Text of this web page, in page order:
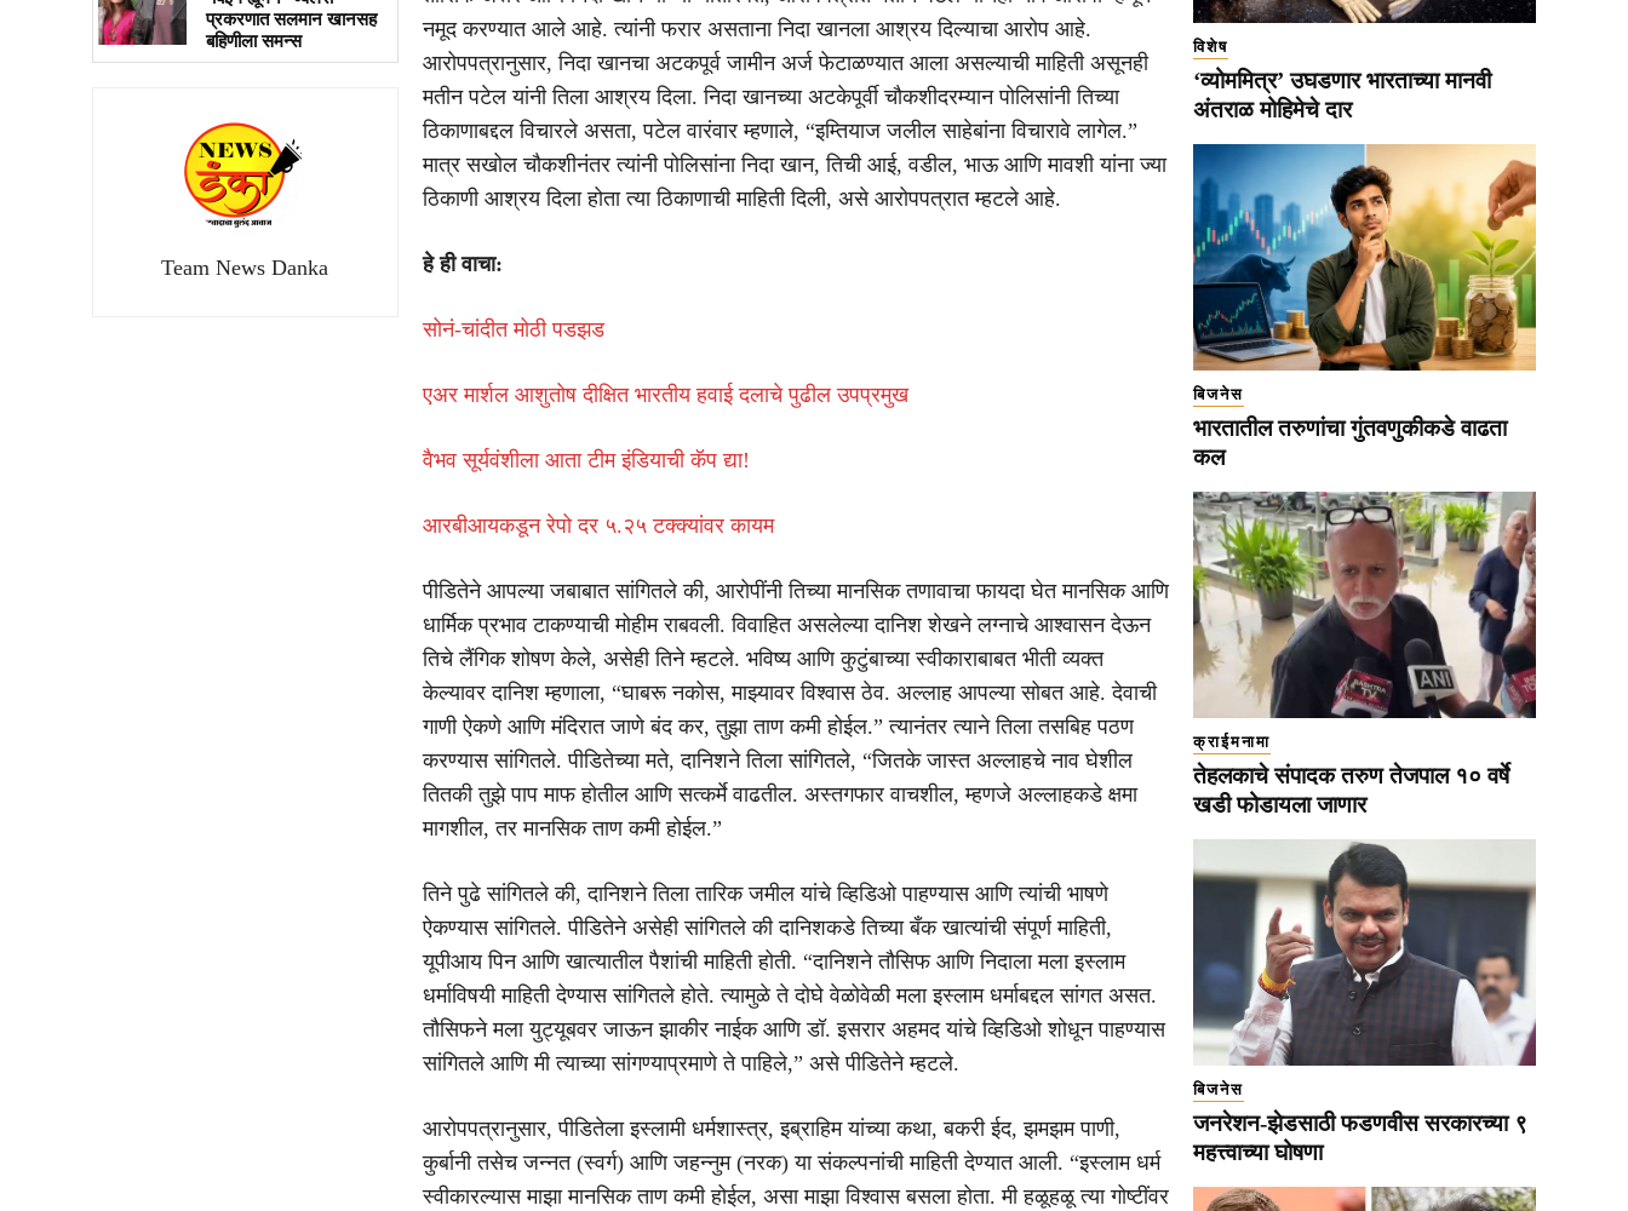
प्रकरणात सलमान खानसह
बहिणीला समन्स
Team News Danka
नमूद करण्यात आले आहे. त्यांनी फरार असताना निदा खानला आश्रय दिल्याचा आरोप आहे.
आरोपपत्रानुसार, निदा खानचा अटकपूर्व जामीन अर्ज फेटाळण्यात आला असल्याची माहिती असूनही
मतीन पटेल यांनी तिला आश्रय दिला. निदा खानच्या अटकेपूर्वी चौकशीदरम्यान पोलिसांनी तिच्या
ठिकाणाबद्दल विचारले असता, पटेल वारंवार म्हणाले, “इम्तियाज जलील साहेबांना विचारावे लागेल.”
मात्र सखोल चौकशीनंतर त्यांनी पोलिसांना निदा खान, तिची आई, वडील, भाऊ आणि मावशी यांना ज्या
ठिकाणी आश्रय दिला होता त्या ठिकाणाची माहिती दिली, असे आरोपपत्रात म्हटले आहे.
हे ही वाचा:
सोनं-चांदीत मोठी पडझड
एअर मार्शल आशुतोष दीक्षित भारतीय हवाई दलाचे पुढील उपप्रमुख
वैभव सूर्यवंशीला आता टीम इंडियाची कॅप द्या!
आरबीआयकडून रेपो दर ५.२५ टक्क्यांवर कायम
पीडितेने आपल्या जबाबात सांगितले की, आरोपींनी तिच्या मानसिक तणावाचा फायदा घेत मानसिक आणि
धार्मिक प्रभाव टाकण्याची मोहीम राबवली. विवाहित असलेल्या दानिश शेखने लग्नाचे आश्वासन देऊन
तिचे लैंगिक शोषण केले, असेही तिने म्हटले. भविष्य आणि कुटुंबाच्या स्वीकाराबाबत भीती व्यक्त
केल्यावर दानिश म्हणाला, “घाबरू नकोस, माझ्यावर विश्वास ठेव. अल्लाह आपल्या सोबत आहे. देवाची
गाणी ऐकणे आणि मंदिरात जाणे बंद कर, तुझा ताण कमी होईल.” त्यानंतर त्याने तिला तसबिह पठण
करण्यास सांगितले. पीडितेच्या मते, दानिशने तिला सांगितले, “जितके जास्त अल्लाहचे नाव घेशील
तितकी तुझे पाप माफ होतील आणि सत्कर्मे वाढतील. अस्तगफार वाचशील, म्हणजे अल्लाहकडे क्षमा
मागशील, तर मानसिक ताण कमी होईल.”
तिने पुढे सांगितले की, दानिशने तिला तारिक जमील यांचे व्हिडिओ पाहण्यास आणि त्यांची भाषणे
ऐकण्यास सांगितले. पीडितेने असेही सांगितले की दानिशकडे तिच्या बँक खात्यांची संपूर्ण माहिती,
यूपीआय पिन आणि खात्यातील पैशांची माहिती होती. “दानिशने तौसिफ आणि निदाला मला इस्लाम
धर्माविषयी माहिती देण्यास सांगितले होते. त्यामुळे ते दोघे वेळोवेळी मला इस्लाम धर्माबद्दल सांगत असत.
तौसिफने मला युट्यूबवर जाऊन झाकीर नाईक आणि डॉ. इसरार अहमद यांचे व्हिडिओ शोधून पाहण्यास
सांगितले आणि मी त्याच्या सांगण्याप्रमाणे ते पाहिले,” असे पीडितेने म्हटले.
आरोपपत्रानुसार, पीडितेला इस्लामी धर्मशास्त्र, इब्राहिम यांच्या कथा, बकरी ईद, झमझम पाणी,
कुर्बानी तसेच जन्नत (स्वर्ग) आणि जहन्नुम (नरक) या संकल्पनांची माहिती देण्यात आली. “इस्लाम धर्म
स्वीकारल्यास माझा मानसिक ताण कमी होईल, असा माझा विश्वास बसला होता. मी हळूहळू त्या गोष्टींवर
विशेष
‘व्योममित्र’ उघडणार भारताच्या मानवी
अंतराळ मोहिमेचे दार
बिजनेस
भारतातील तरुणांचा गुंतवणुकीकडे वाढता
कल
क्राईमनामा
तेहलकाचे संपादक तरुण तेजपाल १० वर्षे
खडी फोडायला जाणार
बिजनेस
जनरेशन-झेडसाठी फडणवीस सरकारच्या ९
महत्त्वाच्या घोषणा